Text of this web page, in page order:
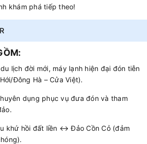
khám phá tiếp theo!
lịch đời mới, máy lạnh hiện đại đón tiễn
Đông Hà – Cửa Việt).
dụng phục vụ đưa đón và tham
khứ hồi đất liền ↔ Đảo Cồn Cỏ (đảm